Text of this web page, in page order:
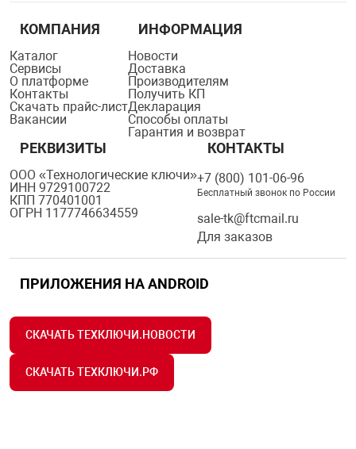
КОМПАНИЯ
Каталог
Сервисы
О платформе
Контакты
Скачать прайс-лист
Вакансии
ИНФОРМАЦИЯ
Новости
Доставка
Производителям
Получить КП
Декларация
Способы оплаты
Гарантия и возврат
РЕКВИЗИТЫ
ООО «Технологические ключи»
ИНН 9729100722
КПП 770401001
ОГРН 1177746634559
КОНТАКТЫ
+7 (800) 101-06-96
Бесплатный звонок по России
sale-tk@ftcmail.ru
Для заказов
ПРИЛОЖЕНИЯ НА ANDROID
СКАЧАТЬ ТЕХКЛЮЧИ.НОВОСТИ
СКАЧАТЬ ТЕХКЛЮЧИ.РФ